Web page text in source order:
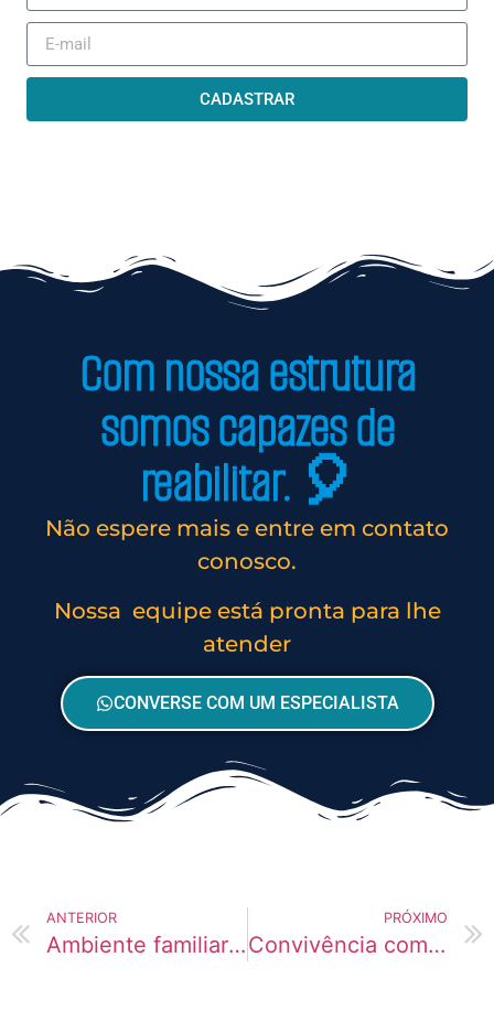
CADASTRAR
Com nossa estrutura
somos capazes de
reabilitar. 🎈
Não espere mais e entre em contato
conosco.
Nossa equipe está pronta para lhe
atender
CONVERSE COM UM ESPECIALISTA
ANTERIOR
Ambiente familiar e risco de dependência
PRÓXIMO
Convivência com usuários e normalização do vício